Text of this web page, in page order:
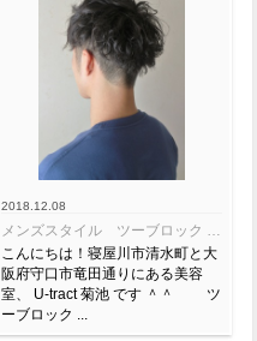
2018.12.08
メンズスタイル ツーブロック X パーマ☆★
こんにちは！寝屋川市清水町と大
阪府守口市竜田通りにある美容
室、 U-tract 菊池 です ＾＾ ツ
ーブロック ...